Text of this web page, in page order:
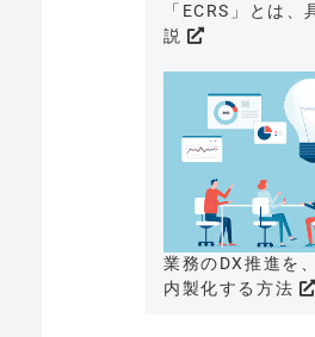
「ECRS」とは
説
業務のDX推進を
内製化する方法